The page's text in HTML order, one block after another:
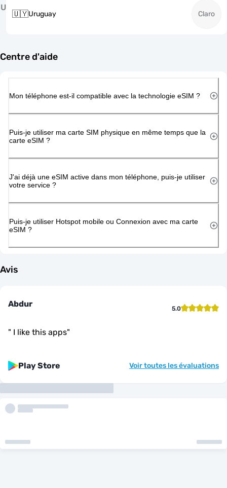
U
🇺🇾Uruguay Claro
Centre d'aide
Mon téléphone est-il compatible avec la technologie eSIM ?
Puis-je utiliser ma carte SIM physique en même temps que la
carte eSIM ?
J'ai déjà une eSIM active dans mon téléphone, puis-je utiliser
votre service ?
Puis-je utiliser Hotspot mobile ou Connexion avec ma carte
eSIM ?
Avis
Abdur 5.0
" I like this apps"
Play Store Voir toutes les évaluations